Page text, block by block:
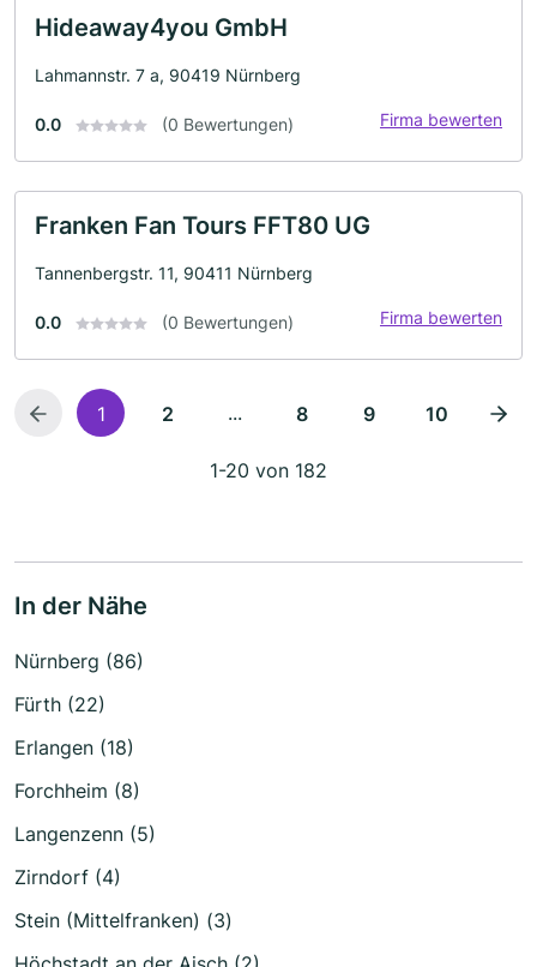
Hideaway4you GmbH
Lahmannstr. 7 a, 90419 Nürnberg
0.0 (0 Bewertungen) Firma bewerten
Franken Fan Tours FFT80 UG
Tannenbergstr. 11, 90411 Nürnberg
0.0 (0 Bewertungen) Firma bewerten
1 2 ... 8 9 10
1-20 von 182
In der Nähe
Nürnberg (86)
Fürth (22)
Erlangen (18)
Forchheim (8)
Langenzenn (5)
Zirndorf (4)
Stein (Mittelfranken) (3)